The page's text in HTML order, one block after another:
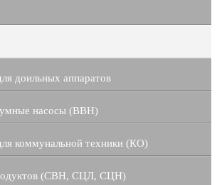
доильных аппаратов
насосы (ВВН)
коммунальной техники (КО)
(СВН, СЦЛ, СЦН)